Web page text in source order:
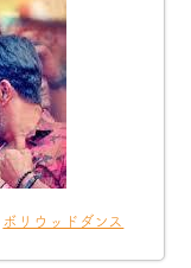
ボリウッドダンス